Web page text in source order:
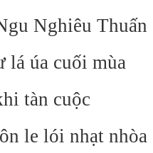
Nghiêu Thuấn
lá úa cuối mùa
tàn cuộc
le lói nhạt nhòa